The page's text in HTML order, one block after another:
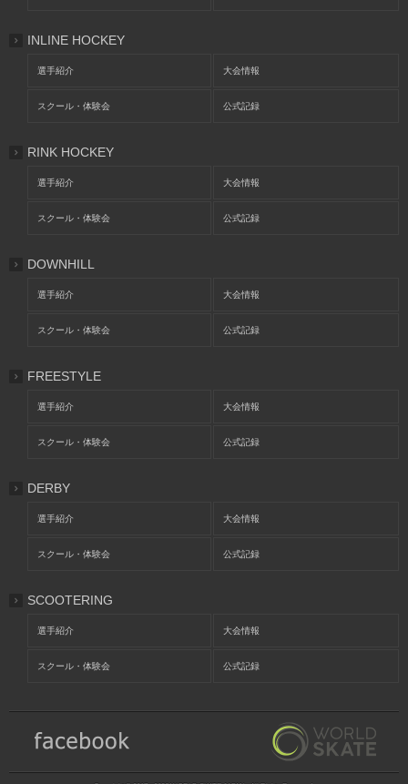
INLINE HOCKEY
選手紹介 大会情報
スクール・体験会 公式記録
RINK HOCKEY
選手紹介 大会情報
スクール・体験会 公式記録
DOWNHILL
選手紹介 大会情報
スクール・体験会 公式記録
FREESTYLE
選手紹介 大会情報
スクール・体験会 公式記録
DERBY
選手紹介 大会情報
スクール・体験会 公式記録
SCOOTERING
選手紹介 大会情報
スクール・体験会 公式記録